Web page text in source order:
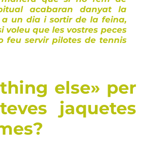
acabaran danyat la
a un dia i sortir de la feina,
voleu que les vostres peces
feu servir pilotes de tennis
else» per
jaquetes